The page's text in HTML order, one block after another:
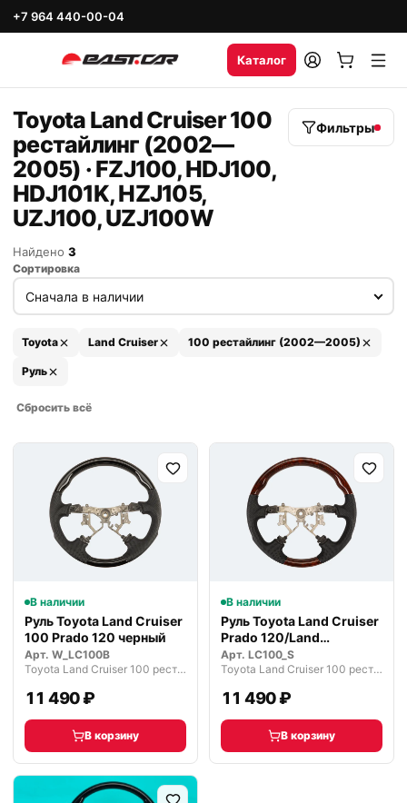
+7 964 440-00-04
Каталог
Toyota Land Cruiser 100
рестайлинг (2002—
2005) · FZJ100, HDJ100,
HDJ101K, HZJ105,
UZJ100, UZJ100W
Фильтры
Найдено 3
Сортировка
Toyota Land Cruiser 100 рестайлинг (2002—2005)
Руль
Сбросить всё
В наличии
Руль Toyota Land Cruiser
100 Prado 120 черный
Арт. W_LC100B
Toyota Land Cruiser 100 рестайлинг (2002—2005)
11 490 ₽
В корзину
В наличии
Руль Toyota Land Cruiser
Prado 120/Land
Cruiser100
Арт. LC100_S
Toyota Land Cruiser 100 рестайлинг (2002—2005)
11 490 ₽
В корзину